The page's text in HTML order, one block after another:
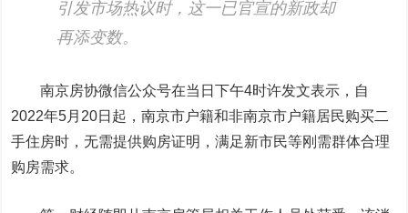
引发市场热议时，这一已官宣的新政却
再添变数。
南京房协微信公众号在当日下午4时许发文表示，自
2022年5月20日起，南京市户籍和非南京市户籍居民购买二
手住房时，无需提供购房证明，满足新市民等刚需群体合理
购房需求。